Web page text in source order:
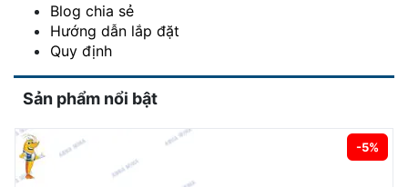
Blog chia sẻ
Hướng dẫn lắp đặt
Quy định
Sản phẩm nổi bật
-5%